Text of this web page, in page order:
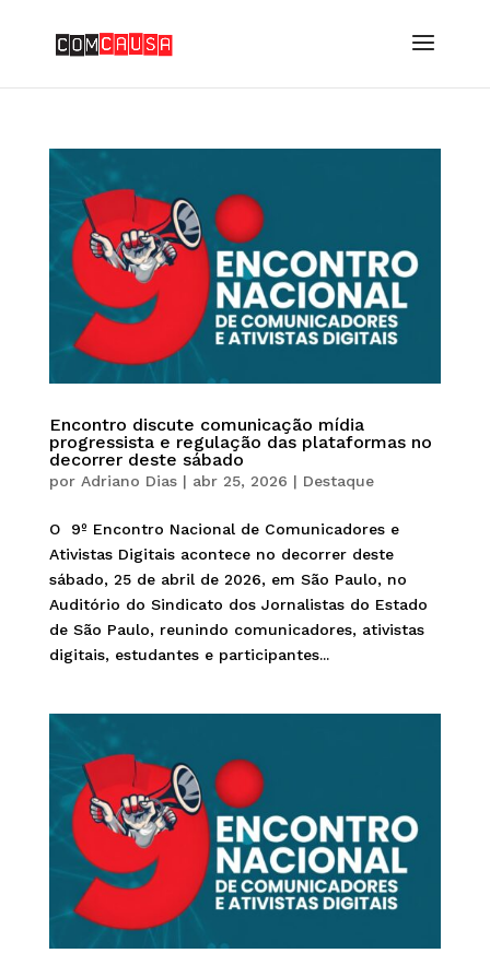
Encontro discute comunicação mídia
progressista e regulação das plataformas no
decorrer deste sábado
por Adriano Dias| abr 25, 2026 | Destaque
O 9º Encontro Nacional de Comunicadores e
Ativistas Digitais acontece no decorrer deste
sábado, 25 de abril de 2026, em São Paulo, no
Auditório do Sindicato dos Jornalistas do Estado
de São Paulo, reunindo comunicadores, ativistas
digitais, estudantes e participantes...